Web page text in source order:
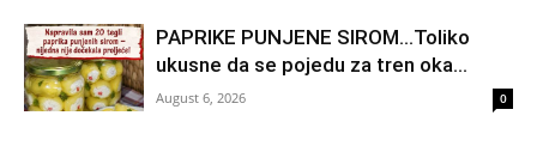
PAPRIKE PUNJENE SIROM…Toliko
ukusne da se pojedu za tren oka…
August 6, 2026 0